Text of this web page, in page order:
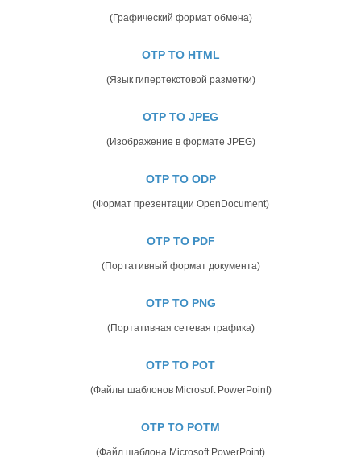
(Графический формат обмена)
OTP TO HTML
(Язык гипертекстовой разметки)
OTP TO JPEG
(Изображение в формате JPEG)
OTP TO ODP
(Формат презентации OpenDocument)
OTP TO PDF
(Портативный формат документа)
OTP TO PNG
(Портативная сетевая графика)
OTP TO POT
(Файлы шаблонов Microsoft PowerPoint)
OTP TO POTM
(Файл шаблона Microsoft PowerPoint)